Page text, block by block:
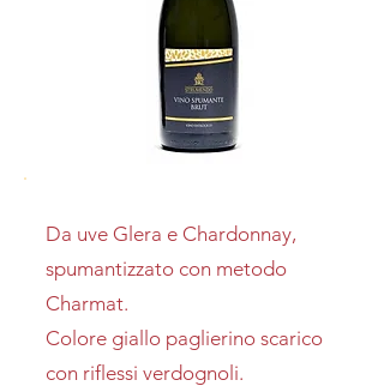
Da uve Glera e Chardonnay,
spumantizzato con metodo
Charmat.
Colore giallo paglierino scarico
con riflessi verdognoli.